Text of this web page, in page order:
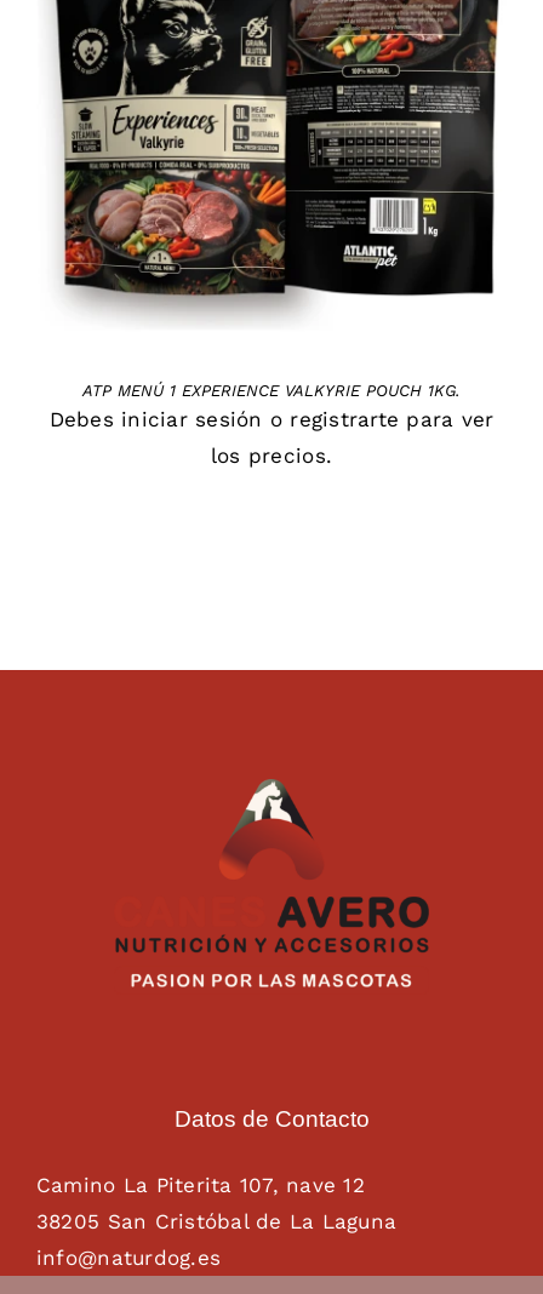
DETAILS
ATP MENÚ 1 EXPERIENCE VALKYRIE POUCH 1KG.
Debes iniciar sesión o registrarte para ver
los precios.
Datos de Contacto
Camino La Piterita 107, nave 12
38205 San Cristóbal de La Laguna
info@naturdog.es